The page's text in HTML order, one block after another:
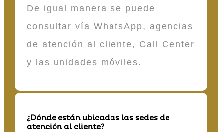
De igual manera se puede
consultar vía WhatsApp, agencias
de atención al cliente, Call Center
y las unidades móviles.
¿Dónde están ubicadas las sedes de
atención al cliente?